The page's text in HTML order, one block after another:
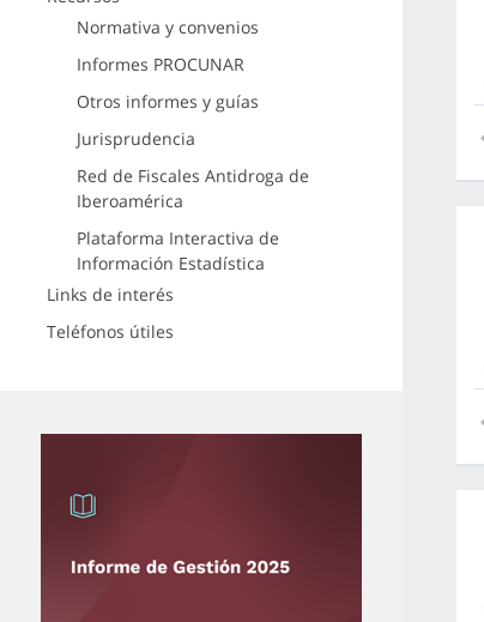
Normativa y convenios
Informes PROCUNAR
Otros informes y guías
Jurisprudencia
Red de Fiscales Antidroga de
Iberoamérica
Plataforma Interactiva de
Información Estadística
Links de interés
Teléfonos útiles